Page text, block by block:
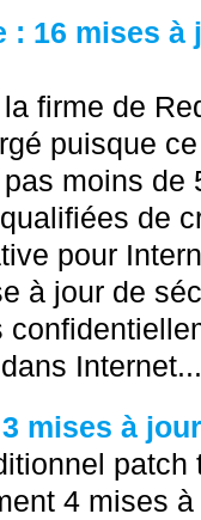
: 16 mises
firme de
puisque
moins
de
pour
à jour de
Internet...
mises à
patch
4 mises